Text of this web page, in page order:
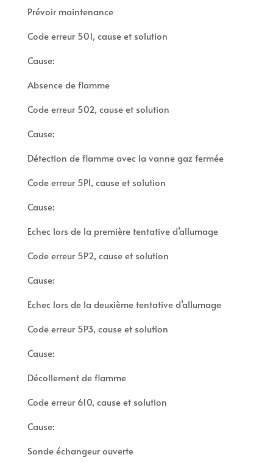
Prévoir maintenance
Code erreur 501, cause et solution
Cause:
Absence de flamme
Code erreur 502, cause et solution
Cause:
Détection de flamme avec la vanne gaz fermée
Code erreur 5P1, cause et solution
Cause:
Echec lors de la première tentative d’allumage
Code erreur 5P2, cause et solution
Cause:
Echec lors de la deuxième tentative d’allumage
Code erreur 5P3, cause et solution
Cause:
Décollement de flamme
Code erreur 610, cause et solution
Cause:
Sonde échangeur ouverte